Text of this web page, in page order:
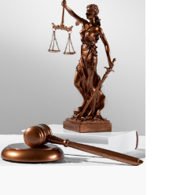
личное